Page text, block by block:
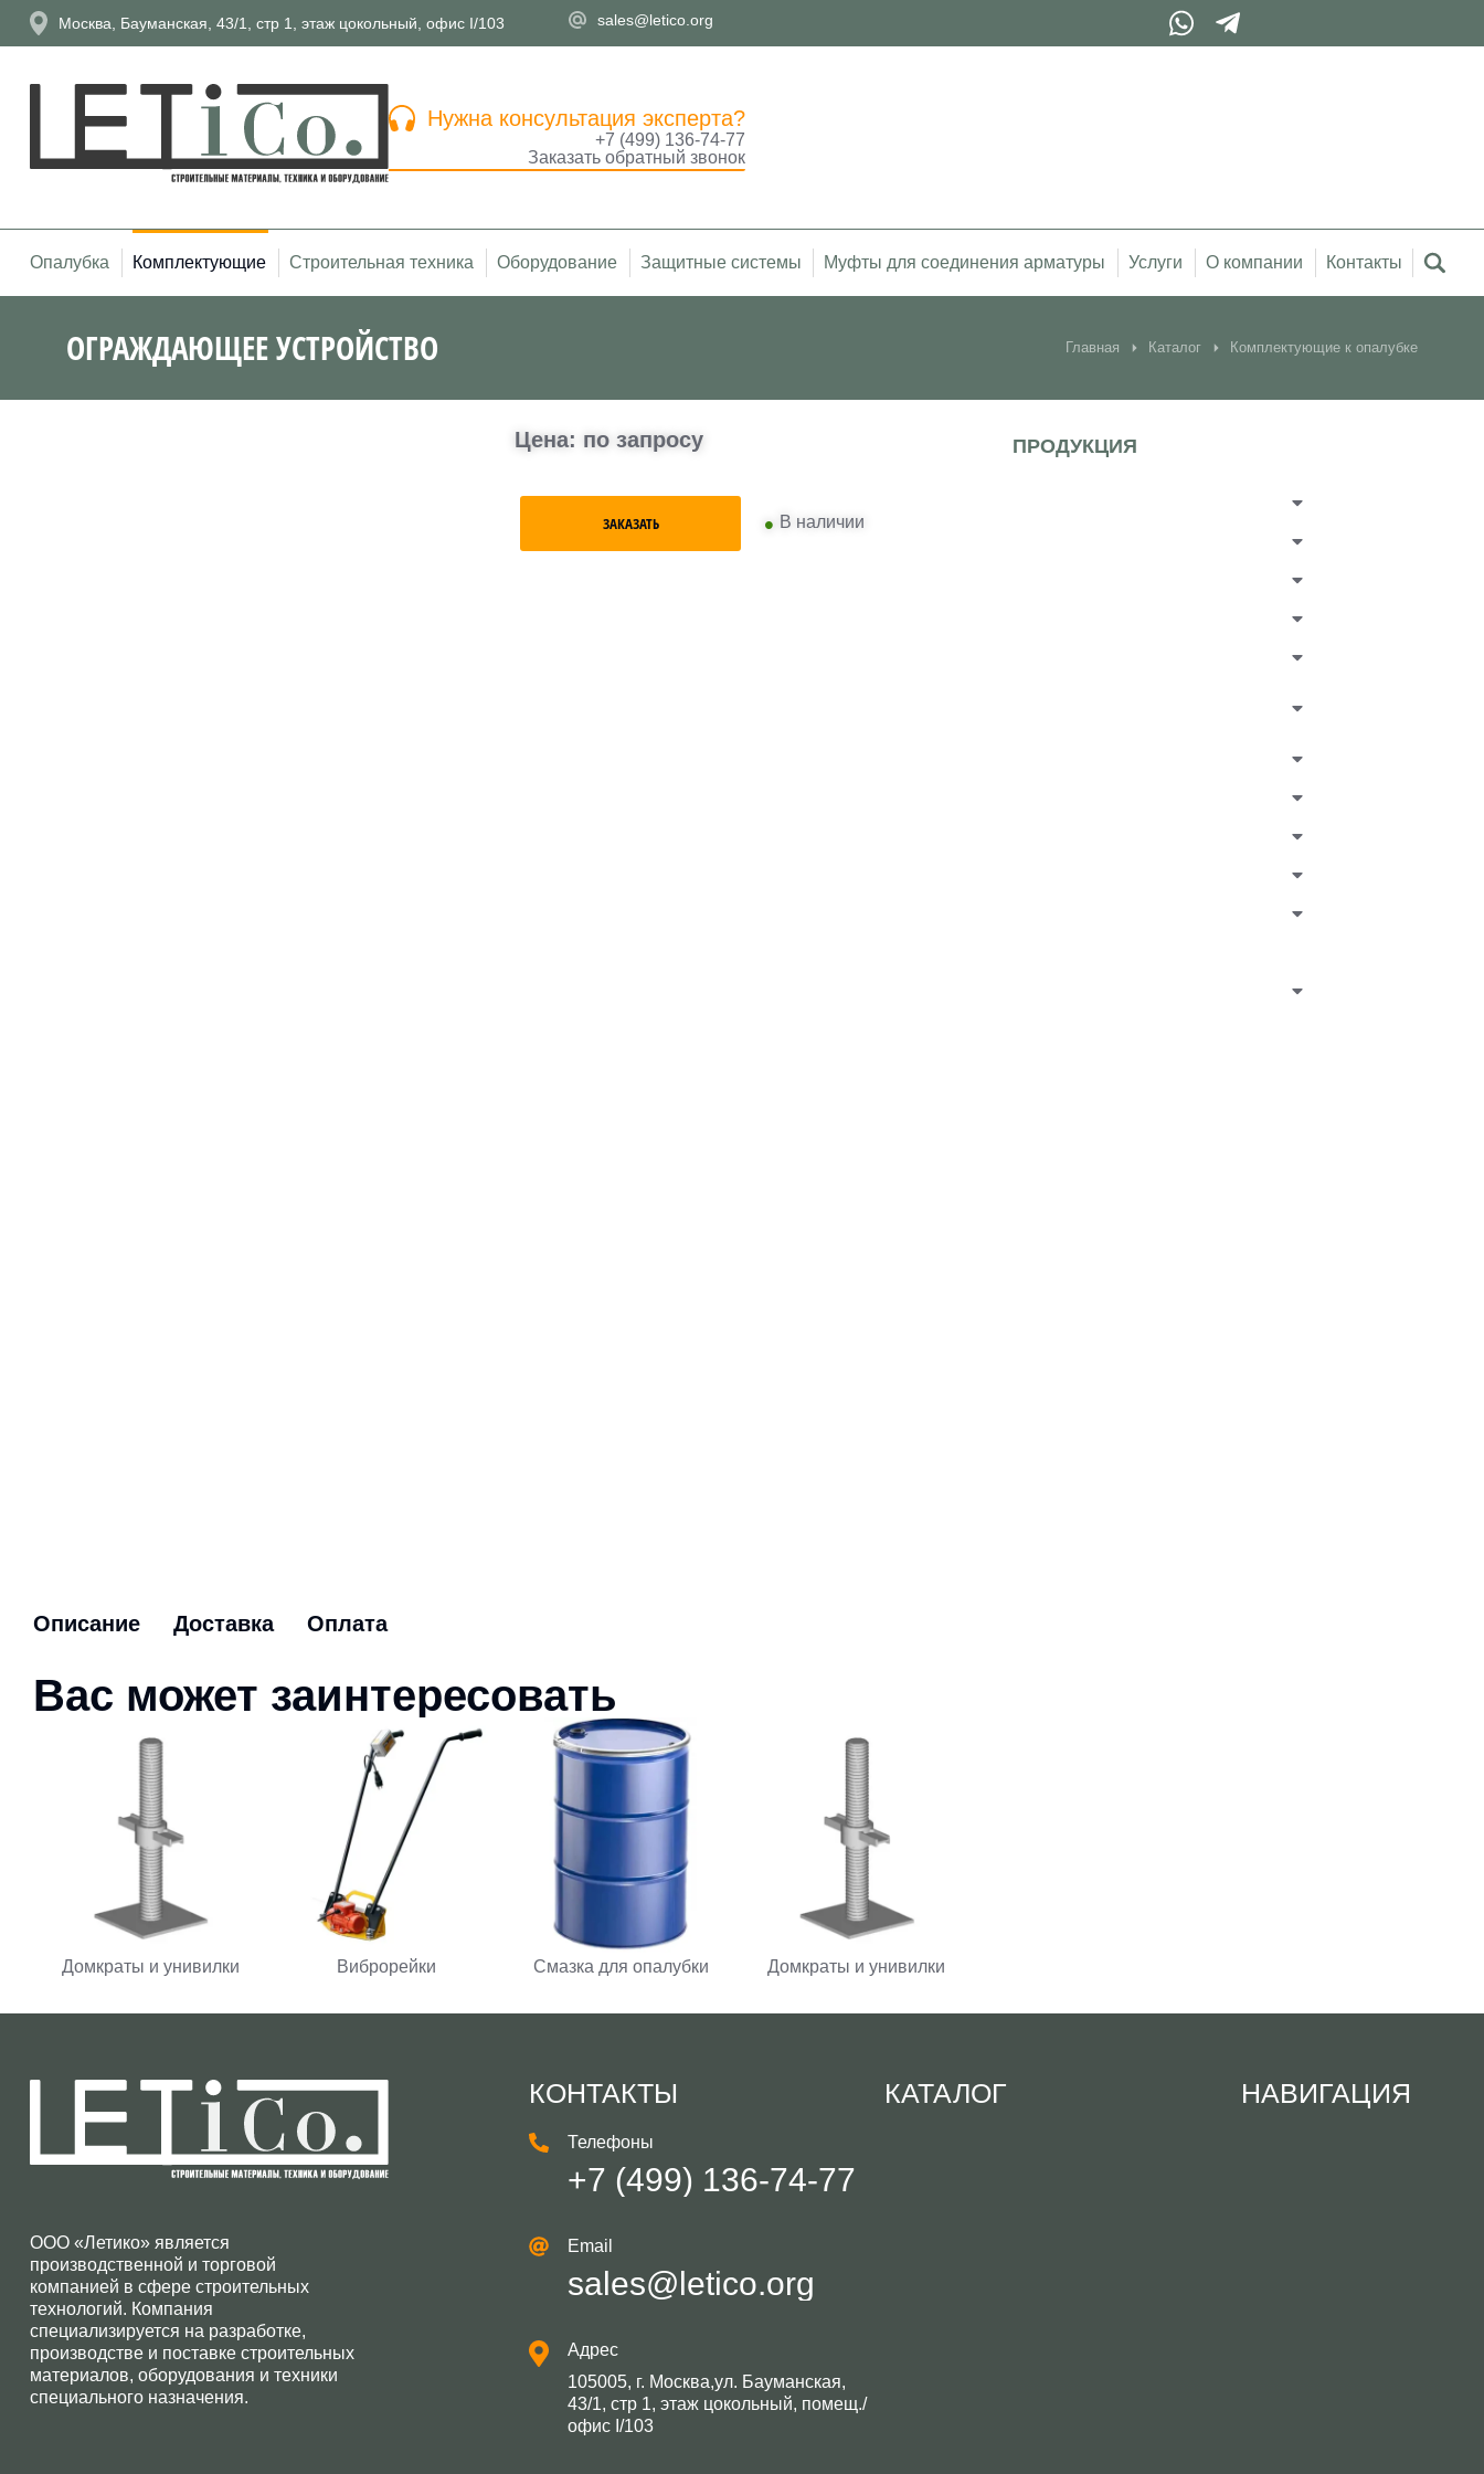
Москва, Бауманская, 43/1, стр 1, этаж цокольный, офис I/103 sales@letico.org
Нужна консультация эксперта?
+7 (499) 136-74-77
Заказать обратный звонок
Опалубка Комплектующие Строительная техника Оборудование Защитные системы Муфты для соединения арматуры Услуги О компании Контакты
ОГРАЖДАЮЩЕЕ УСТРОЙСТВО Главная Каталог Комплектующие к опалубке
Цена: по запросу
ЗАКАЗАТЬ • В наличии
Описание Доставка Оплата
Вас может заинтересовать
Домкраты и унивилки Виброрейки Смазка для опалубки Домкраты и унивилки
ПРОДУКЦИЯ
ООО «Летико» является
производственной и торговой
компанией в сфере строительных
технологий. Компания
специализируется на разработке,
производстве и поставке строительных
материалов, оборудования и техники
специального назначения.
КОНТАКТЫ
Телефоны
+7 (499) 136-74-77
Email
sales@letico.org
Адрес
105005, г. Москва,ул. Бауманская,
43/1, стр 1, этаж цокольный, помещ./
офис I/103
КАТАЛОГ НАВИГАЦИЯ